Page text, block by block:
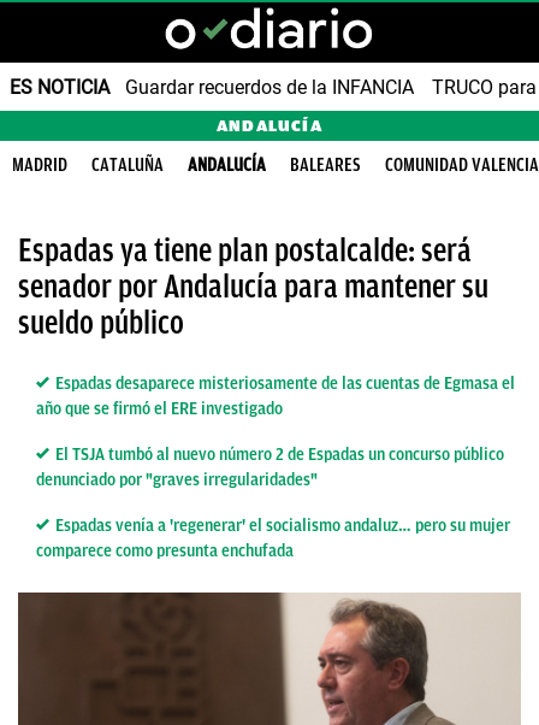
ES NOTICIA Guardar recuerdos de la INFANCIA TRUCO
ANDALUCÍA
MADRID CATALUÑA ANDALUCÍA BALEARES COMUNIDAD
Espadas ya tiene plan postalcalde: será
senador por Andalucía para mantener su
sueldo público
Espadas desaparece misteriosamente de las cuentas de Egmasa el
año que se firmó el ERE investigado
El TSJA tumbó al nuevo número 2 de Espadas un concurso público
denunciado por "graves irregularidades"
Espadas venía a 'regenerar' el socialismo andaluz… pero su mujer
comparece como presunta enchufada